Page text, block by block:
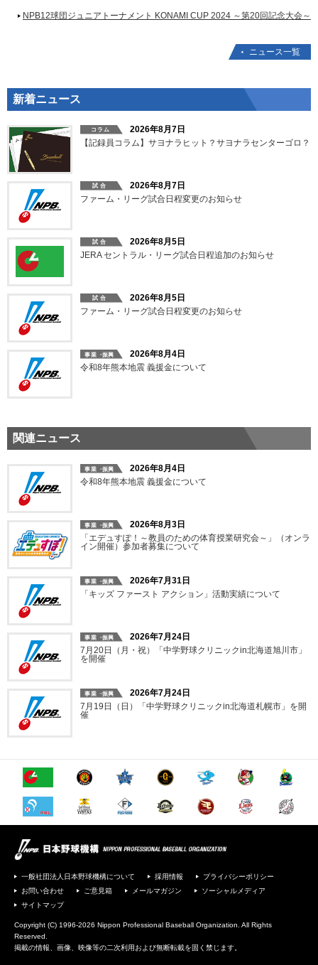
NPB12球団ジュニアトーナメント KONAMI CUP 2024 ～第20回記念大会～
ニュース一覧
新着ニュース
2026年8月7日
【記録員コラム】サヨナラヒット？サヨナラセンターゴロ？
2026年8月7日
ファーム・リーグ試合日程変更のお知らせ
2026年8月5日
JERA セントラル・リーグ試合日程追加のお知らせ
2026年8月5日
ファーム・リーグ試合日程変更のお知らせ
2026年8月4日
令和8年熊本地震 義援金について
関連ニュース
2026年8月4日
令和8年熊本地震 義援金について
2026年8月3日
「エデュすぽ！～教員のための体育授業研究会～」（オンラ
イン開催）参加者募集について
2026年7月31日
「キッズ ファースト アクション」活動実績について
2026年7月24日
7月20日（月・祝）「中学野球クリニックin北海道旭川市」
を開催
2026年7月24日
7月19日（日）「中学野球クリニックin北海道札幌市」を開
催
一般社団法人日本野球機構について 採用情報
プライバシーポリシー
お問い合わせ
ご意見箱 メールマガジン
ソーシャルメディア
サイトマップ
Copyright (C) 1996-2026 Nippon Professional Baseball Organization. All Rights
Reserved.
掲載の情報、画像、映像等の二次利用および無断転載を固く禁じます。